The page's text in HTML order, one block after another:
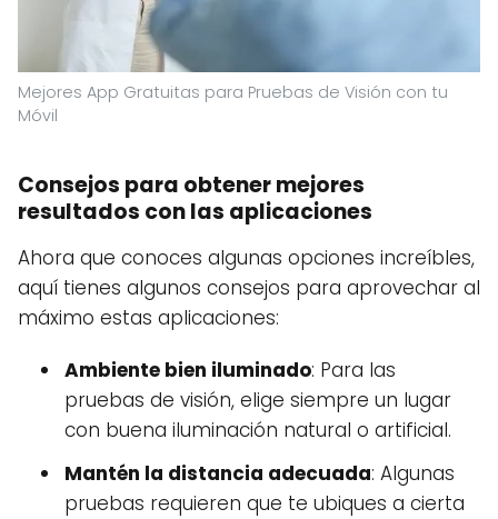
Mejores App Gratuitas para Pruebas de Visión con tu
Móvil
Consejos para obtener mejores
resultados con las aplicaciones
Ahora que conoces algunas opciones increíbles,
aquí tienes algunos consejos para aprovechar al
máximo estas aplicaciones:
Ambiente bien iluminado: Para las
pruebas de visión, elige siempre un lugar
con buena iluminación natural o artificial.
Mantén la distancia adecuada: Algunas
pruebas requieren que te ubiques a cierta